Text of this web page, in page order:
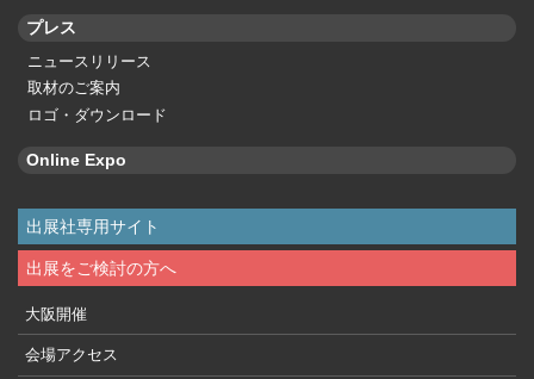
プレス
ニュースリリース
取材のご案内
ロゴ・ダウンロード
Online Expo
出展社専用サイト
出展をご検討の方へ
大阪開催
会場アクセス